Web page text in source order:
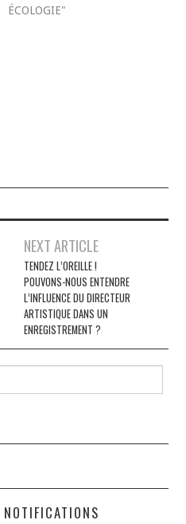
ÉCOLOGIE"
NEXT ARTICLE
TENDEZ L’OREILLE !
POUVONS-NOUS ENTENDRE
L’INFLUENCE DU DIRECTEUR
ARTISTIQUE DANS UN
ENREGISTREMENT ?